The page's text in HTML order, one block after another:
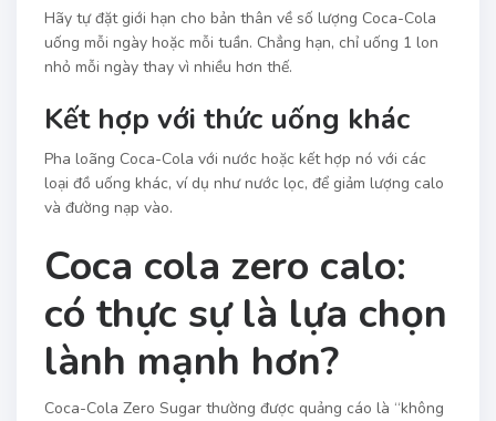
Hãy tự đặt giới hạn cho bản thân về số lượng Coca-Cola
uống mỗi ngày hoặc mỗi tuần. Chẳng hạn, chỉ uống 1 lon
nhỏ mỗi ngày thay vì nhiều hơn thế.
Kết hợp với thức uống khác
Pha loãng Coca-Cola với nước hoặc kết hợp nó với các
loại đồ uống khác, ví dụ như nước lọc, để giảm lượng calo
và đường nạp vào.
Coca cola zero calo:
có thực sự là lựa chọn
lành mạnh hơn?
Coca-Cola Zero Sugar thường được quảng cáo là “không